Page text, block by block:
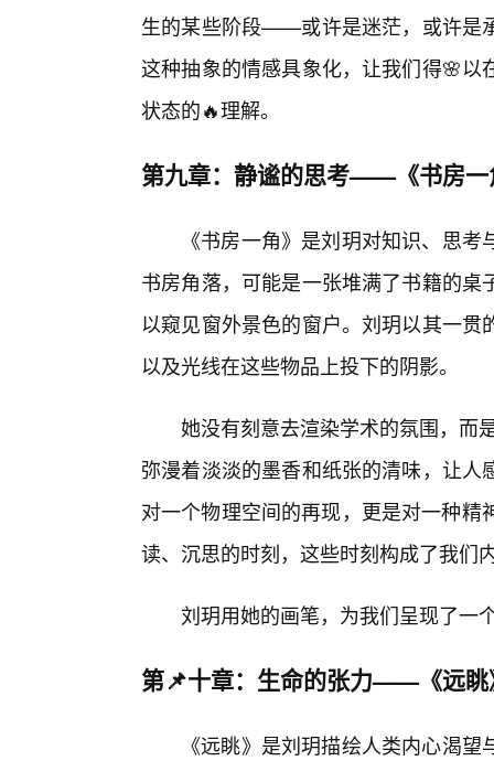
生的某些阶段——或许是迷茫，或许是
这种抽象的情感具象化，让我们得🌸
状态的🔥理解。
第九章：静谧的思考——《书房一
《书房一角》是刘玥对知识、思
书房角落，可能是一张堆满了书籍的
以窥见窗外景色的窗户。刘玥以其一
以及光线在这些物品上投下的阴影。
她没有刻意去渲染学术的氛围，而
弥漫着淡淡的墨香和纸张的清味，让
对一个物理空间的再现，更是对一种
读、沉思的时刻，这些时刻构成了我们
刘玥用她的画笔，为我们呈现了一
第📌十章：生命的张力——《远眺
《远眺》是刘玥描绘人类内心渴